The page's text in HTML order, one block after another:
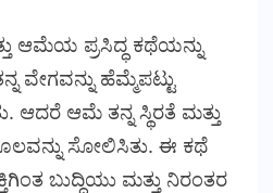
ಆಮೆಯ ಪ್ರಸಿದ್ಧ ಕಥೆಯನ್ನು
ವೇಗವನ್ನು ಹೆಮ್ಮೆಪಟ್ಟು
ಆದರೆ ಆಮೆ ತನ್ನ ಸ್ಥಿರತೆ ಮತ್ತು
ಸೋಲಿಸಿತು. ಈ ಕಥೆ
ಬುದ್ಧಿಯು ಮತ್ತು ನಿರಂತರ